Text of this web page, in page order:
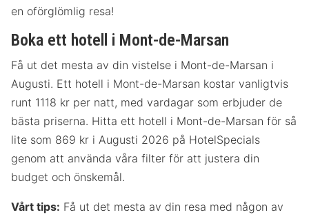
en oförglömlig resa!
Boka ett hotell i Mont-de-Marsan
Få ut det mesta av din vistelse i Mont-de-Marsan i
Augusti. Ett hotell i Mont-de-Marsan kostar vanligtvis
runt 1118 kr per natt, med vardagar som erbjuder de
bästa priserna. Hitta ett hotell i Mont-de-Marsan för så
lite som 869 kr i Augusti 2026 på HotelSpecials
genom att använda våra filter för att justera din
budget och önskemål.
Vårt tips: Få ut det mesta av din resa med någon av